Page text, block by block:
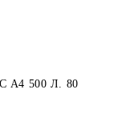
А4 500 Л. 80